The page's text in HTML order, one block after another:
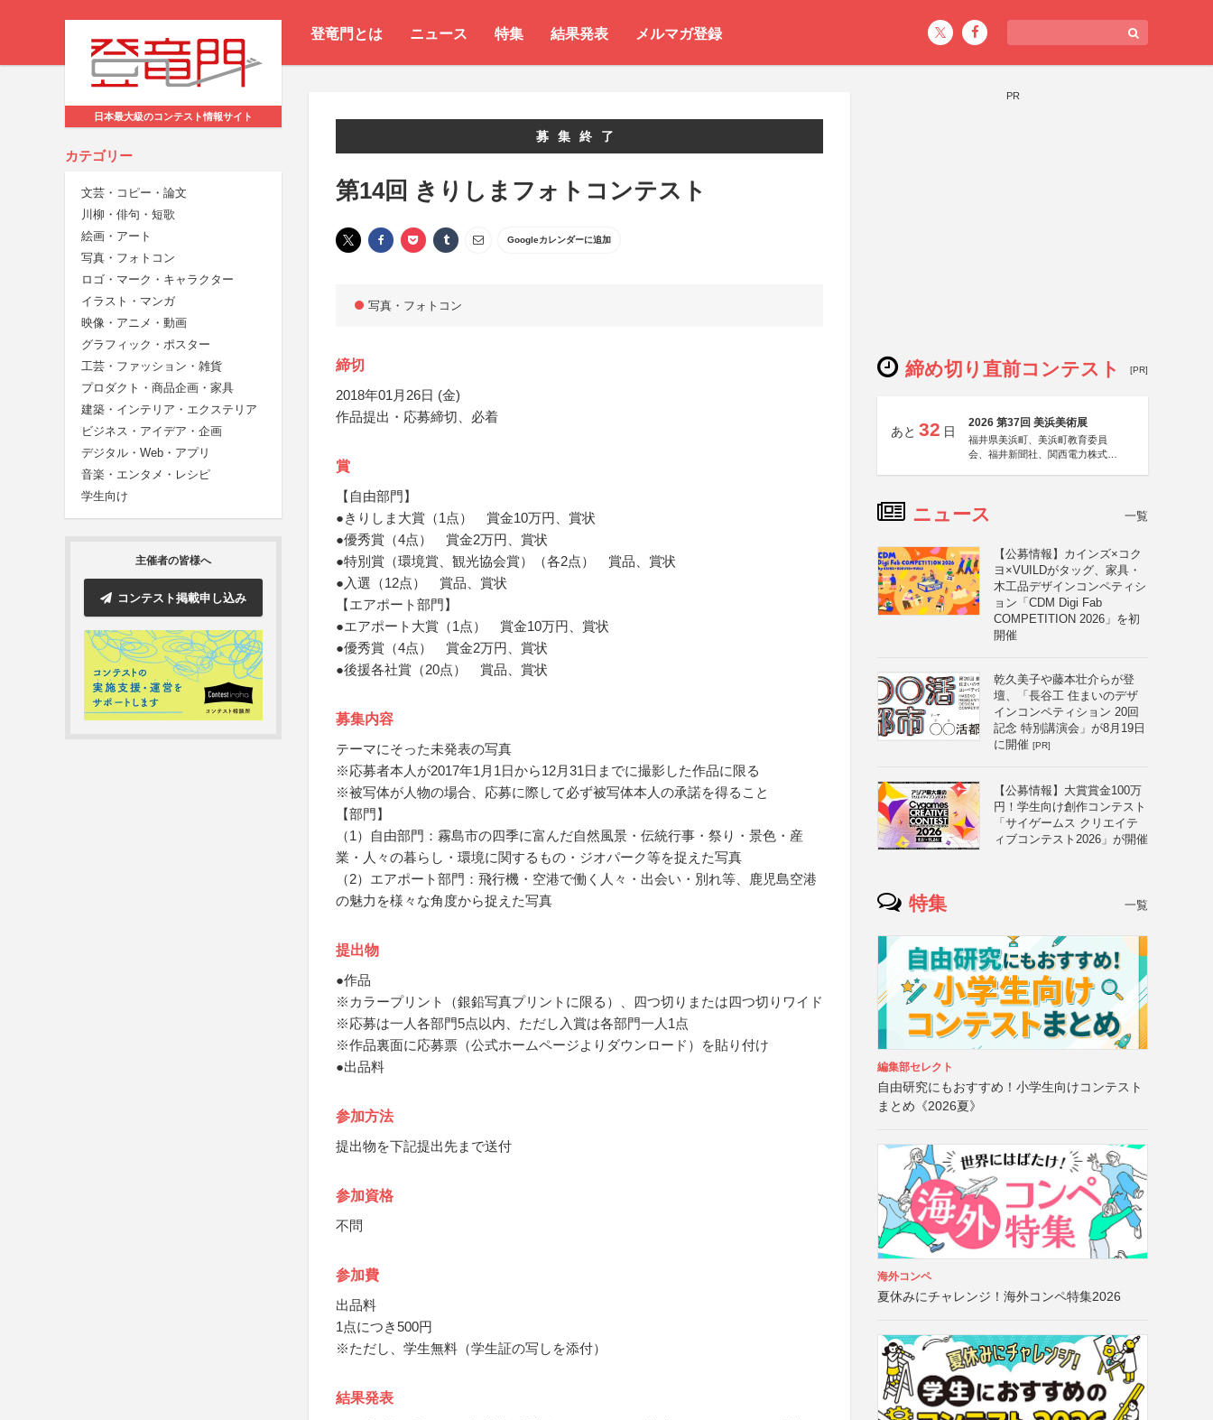
登竜門とは ニュース 特集 結果発表 メルマガ登録
日本最大級のコンテスト情報サイト
カテゴリー
文芸・コピー・論文
川柳・俳句・短歌
絵画・アート
写真・フォトコン
ロゴ・マーク・キャラクター
イラスト・マンガ
映像・アニメ・動画
グラフィック・ポスター
工芸・ファッション・雑貨
プロダクト・商品企画・家具
建築・インテリア・エクステリア
ビジネス・アイデア・企画
デジタル・Web・アプリ
音楽・エンタメ・レシピ
学生向け
主催者の皆様へ
コンテスト掲載申し込み
募集終了
第14回 きりしまフォトコンテスト
Googleカレンダーに追加
写真・フォトコン
締切
2018年01月26日 (金)
作品提出・応募締切、必着
賞
【自由部門】
●きりしま大賞（1点） 賞金10万円、賞状
●優秀賞（4点） 賞金2万円、賞状
●特別賞（環境賞、観光協会賞）（各2点） 賞品、賞状
●入選（12点） 賞品、賞状
【エアポート部門】
●エアポート大賞（1点） 賞金10万円、賞状
●優秀賞（4点） 賞金2万円、賞状
●後援各社賞（20点） 賞品、賞状
募集内容
テーマにそった未発表の写真
※応募者本人が2017年1月1日から12月31日までに撮影した作品に限る
※被写体が人物の場合、応募に際して必ず被写体本人の承諾を得ること
【部門】
（1）自由部門：霧島市の四季に富んだ自然風景・伝統行事・祭り・景色・産
業・人々の暮らし・環境に関するもの・ジオパーク等を捉えた写真
（2）エアポート部門：飛行機・空港で働く人々・出会い・別れ等、鹿児島空港
の魅力を様々な角度から捉えた写真
提出物
●作品
※カラープリント（銀鉛写真プリントに限る）、四つ切りまたは四つ切りワイド
※応募は一人各部門5点以内、ただし入賞は各部門一人1点
※作品裏面に応募票（公式ホームページよりダウンロード）を貼り付け
●出品料
参加方法
提出物を下記提出先まで送付
参加資格
不問
参加費
出品料
1点につき500円
※ただし、学生無料（学生証の写しを添付）
結果発表
PR
締め切り直前コンテスト [PR]
あと 32 日
2026 第37回 美浜美術展
福井県美浜町、美浜町教育委員
会、福井新聞社、関西電力株式会
ニュース 一覧
【公募情報】カインズ×コク
ヨ×VUILDがタッグ、家具・
木工品デザインコンペティシ
ョン「CDM Digi Fab
COMPETITION 2026」を初
開催
乾久美子や藤本壮介らが登
壇、「長谷工 住まいのデザ
インコンペティション 20回
記念 特別講演会」が8月19日
に開催 [PR]
【公募情報】大賞賞金100万
円！学生向け創作コンテスト
「サイゲームス クリエイテ
ィブコンテスト2026」が開催
特集 一覧
編集部セレクト
自由研究にもおすすめ！小学生向けコンテスト
まとめ《2026夏》
海外コンペ
夏休みにチャレンジ！海外コンペ特集2026